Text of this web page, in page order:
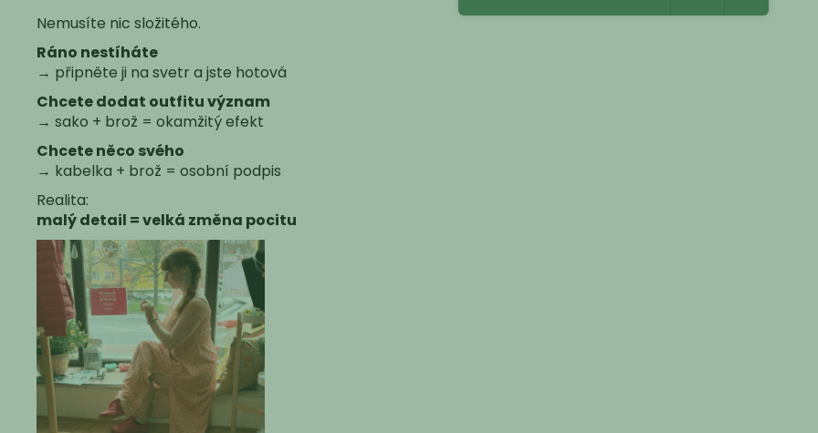
Nemusíte nic složitého.
Ráno nestíháte
→ připněte ji na svetr a jste hotová
Chcete dodat outfitu význam
→ sako + brož = okamžitý efekt
Chcete něco svého
→ kabelka + brož = osobní podpis
Realita:
malý detail = velká změna pocitu